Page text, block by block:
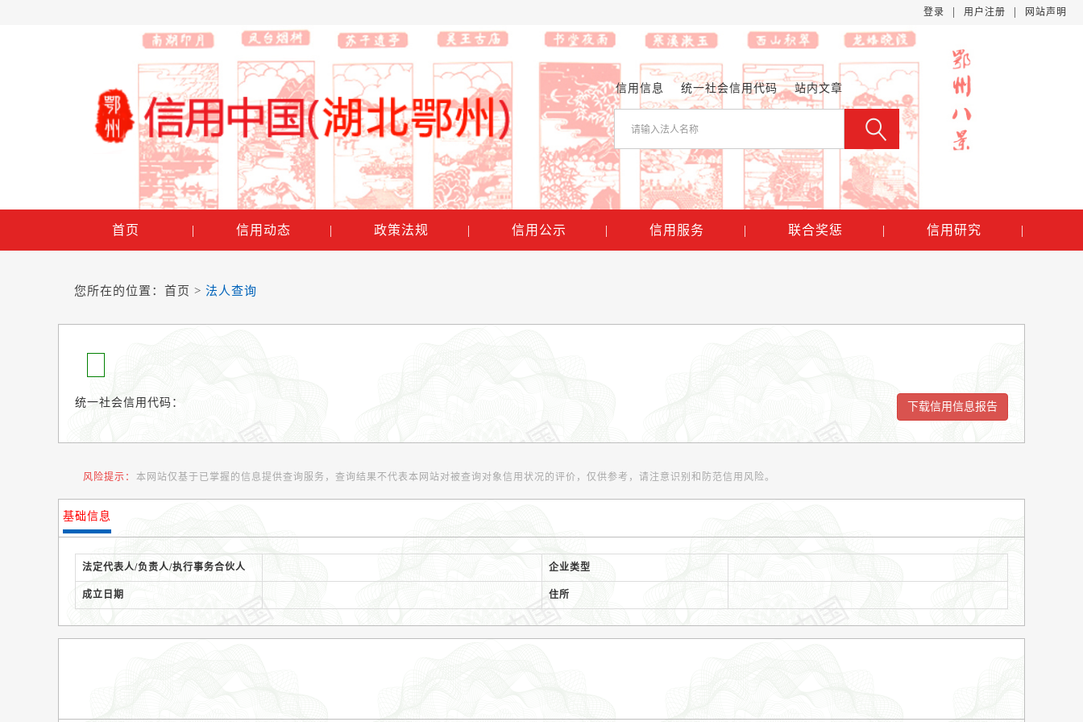
登录 用户注册 网站声明
信用信息 统一社会信用代码 站内文章
首页 | 信用动态 | 政策法规 | 信用公示 | 信用服务 | 联合奖惩 | 信用研究 |
您所在的位置： 首页 > 法人查询
统一社会信用代码：
风险提示： 本网站仅基于已掌握的信息提供查询服务，查询结果不代表本网站对被查询对象信用状况的评价，仅供参考，请注意识别和防范信用风险。
基础信息
法定代表人/负责人/执行事务合伙人 企业类型
成立日期 住所